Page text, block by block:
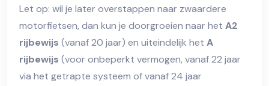
Let op: wil je later overstappen naar zwaardere
motorfietsen, dan kun je doorgroeien naar het A2
rijbewijs (vanaf 20 jaar) en uiteindelijk het A
rijbewijs (voor onbeperkt vermogen, vanaf 22 jaar
via het getrapte systeem of vanaf 24 jaar